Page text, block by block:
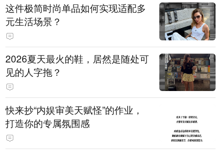
这件极简时尚单品如何实现适配多
元生活场景？
2026夏天最火的鞋，居然是随处可
见的人字拖？
快来抄“内娱审美天赋怪”的作业，
打造你的专属氛围感